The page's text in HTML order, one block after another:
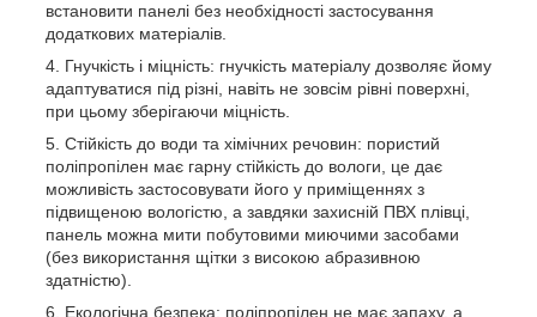
встановити панелі без необхідності застосування
додаткових матеріалів.
Гнучкість і міцність: гнучкість матеріалу дозволяє йому
адаптуватися під різні, навіть не зовсім рівні поверхні,
при цьому зберігаючи міцність.
Стійкість до води та хімічних речовин: пористий
поліпропілен має гарну стійкість до вологи, це дає
можливість застосовувати його у приміщеннях з
підвищеною вологістю, а завдяки захисній ПВХ плівці,
панель можна мити побутовими миючими засобами
(без використання щітки з високою абразивною
здатністю).
Екологічна безпека: поліпропілен не має запаху, а